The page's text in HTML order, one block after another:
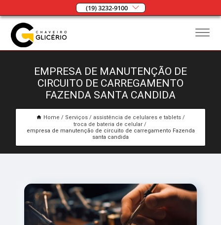
(19) 3232-9100
EMPRESA DE MANUTENÇÃO DE
CIRCUITO DE CARREGAMENTO
FAZENDA SANTA CANDIDA
Home Serviços
assistência de celulares e tablets
troca de bateria de celular
empresa de manutenção de circuito de carregamento Fazenda
santa candida